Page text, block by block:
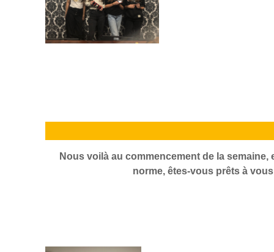
Nous voilà au commencement de la
norme, êtes-vous prêts à